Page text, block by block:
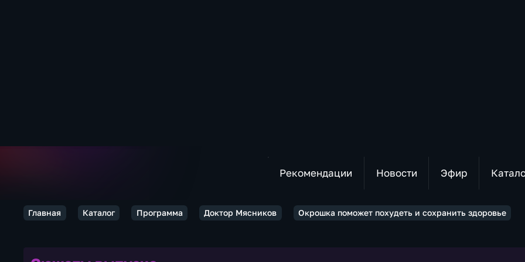
Рекомендации Новости Эфир
Главная Каталог Программа Доктор Мясников Окрошка поможет похудеть и сохранить здоровье